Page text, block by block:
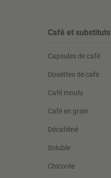
Café et substituts
Capsules de café
Dosettes de café
Café moulu
Café en grain
Décaféiné
Soluble
Chicorée